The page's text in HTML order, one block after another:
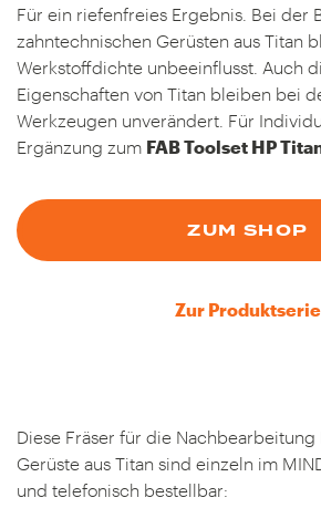
Für ein riefenfreies Ergebnis. Bei der
zahntechnischen Gerüsten aus Titan
Werkstoffdichte unbeeinflusst. Auch
Eigenschaften von Titan bleiben bei
Werkzeugen unverändert. Für
Ergänzung zum FAB Toolset HP
ZUM SHOP
Zur Produktserie
Diese Fräser für die
Gerüste aus Titan sind einzeln im
und telefonisch bestellbar: